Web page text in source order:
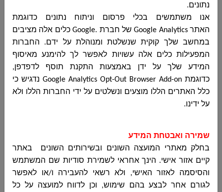
פרסום חוזר למכרז 17-2025 לבחירת אדריכל
למתן שירותי תכנון ייעוץ ופיקוח עליון עבור הקמת
אודיטוריום
مجلس دير الاسد المحلي
פרסום חוזר למכרז 17-2025 לבחירת אדריכל
למתן שירותי תכנון ייעוץ ופיקוח עליון עבור הקמת
אודיטוריום...
פרסום מכרז 13-2025 לביצוע עבודות שיפוצים
וחידוש מבנה מתנס
مجلس دير الاسد المحلي
נתונים.
אנו משתמשים בכלי פרסום וניתוח נתונים כדוגמת
האתר Google Analytics של חברת Google.כלים אלה מציבים
במחשב שלך קוקית שנשלטת ומנוהלת על ידם. החברות
המפעילות כלים אלה עשויות לאפשר לך להימנע מאיסוף
המידע שלך על ידן באמצעות התקנת תוסף לדפדפן,
כדוגמת Google Analytics Opt-Out Browser Add-on נדגיש כי
כלל האתרים הללו מוצעים ונשלטים על ידי החברות הללו ולא
על ידינו .
שמירה ואבטחת המידע
בחלק מאתרי המועצה השונים ובשירותים השונים באתר
קיים אזור אישי. הינך אחראי לשמירת סודיות שם המשתמש
והסיסמה לאזור האישי, ולא רשאי להעבירה ו/או לאפשר
לגורם אחר לבצע בהם שימוש, וכן לדווח למועצה על כל